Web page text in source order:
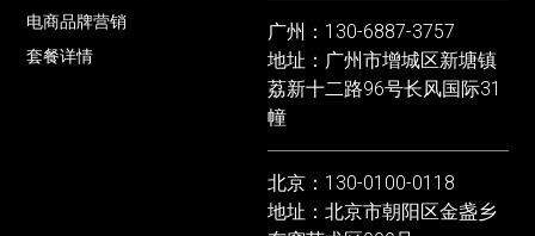
电商品牌营销
套餐详情
广州：130-6887-3757
地址：广州市增城区新塘镇
荔新十二路96号长风国际31
幢
北京：130-0100-0118
地址：北京市朝阳区金盏乡